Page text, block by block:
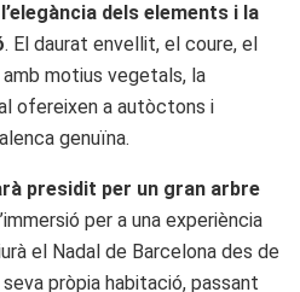
dels elements i la
. El daurat envellit, el coure, el
motius vegetals, la
ofereixen a autòctons i
genuïna.
presidit per un gran arbre
per a una experiència
el Nadal de Barcelona des de
pròpia habitació, passant